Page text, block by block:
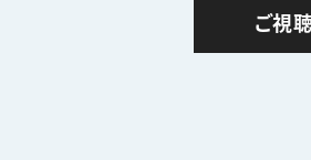
ご視